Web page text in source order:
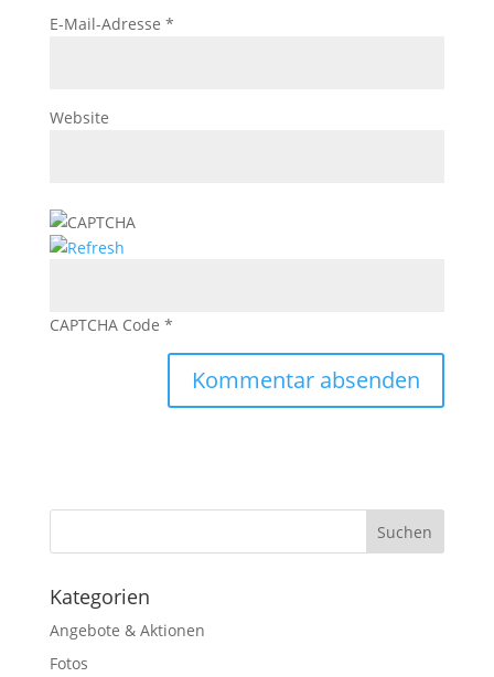
E-Mail-Adresse *
Website
CAPTCHA Code *
Kategorien
Angebote & Aktionen
Fotos